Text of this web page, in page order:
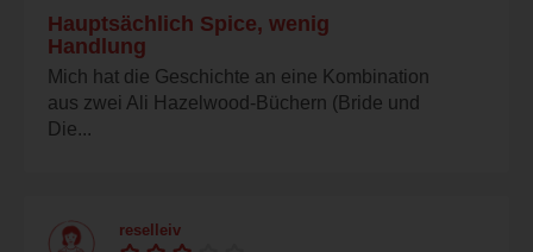
Hauptsächlich Spice, wenig
Handlung
Mich hat die Geschichte an eine Kombination
aus zwei Ali Hazelwood-Büchern (Bride und
Die...
reselleiv